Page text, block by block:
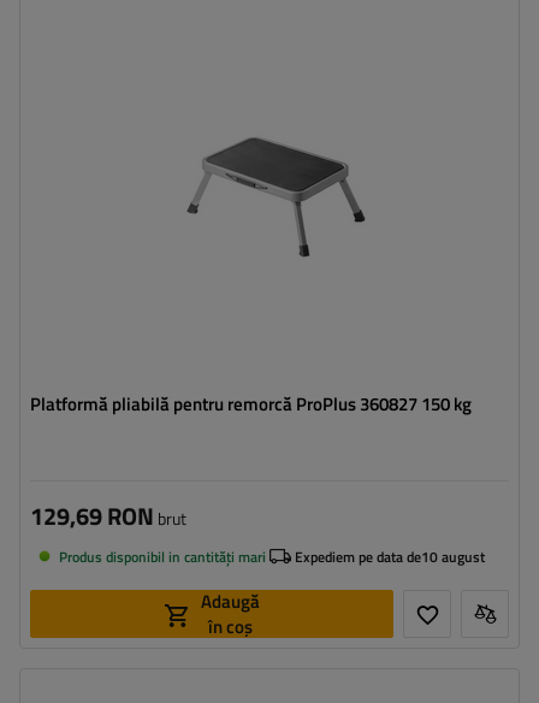
Platformă pliabilă pentru remorcă ProPlus 360827 150 kg
129,69 RON brut
Produs disponibil in cantități mari Expediem pe data de10 august
Adaugă
în coș